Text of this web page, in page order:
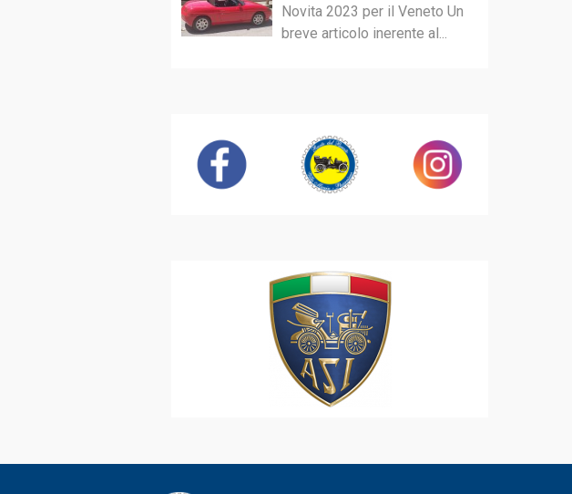
Novita 2023 per il Veneto Un
breve articolo inerente al...